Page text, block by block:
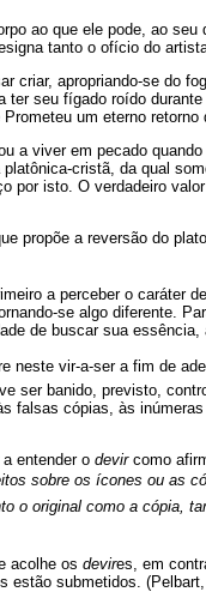
ao que ele pode, ao
tanto o ofício do
criar, apropriando-se do
ter seu fígado roído
um eterno retorno
a viver em pecado
cristã, da qual
por isto. O verdadeiro
propõe a reversão do
a perceber o caráter
se algo diferente.
de buscar sua essência,
neste vir-a-ser a fim de
ser banido, previsto,
falsas cópias, às
entender o devircomo
sobre os ícones ou as
o original como a cópia,
acolhe os devires, em
estão submetidos.